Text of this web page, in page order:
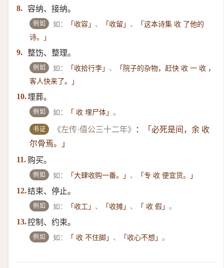
8. 容纳、接纳。
例如 如： 「收容」 、 「收留」 、
「这本诗集 收 了他的
诗。」
9. 整饬、整理。
例如 如： 「收拾行李」 、
「院子的杂物，赶快 收 一 收 ，
客人快来了。」
10.埋葬。
例如 如： 「 收 埋尸体」。
书证 《左传·僖公三十二年》 ：
「必死是间，余 收
尔骨焉。」
11. 购买。
例如 如： 「大肆收购一番。」 、 「专 收 便宜货。」
12.结束、停止。
例如 如： 「收工」 、 「收摊」 、 「 收 假」。
13.控制、约束。
例如 如： 「 收 不住脚」 、 「收心不想」。